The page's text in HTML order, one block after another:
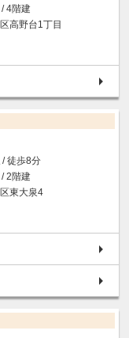
4階建
高野台1丁目
/ 徒歩8分
2階建
東大泉4